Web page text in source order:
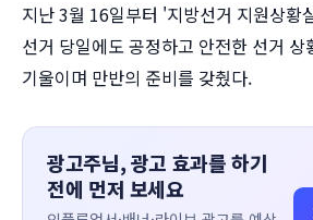
지난 3월 16일부터 '지방선거 지원상황
선거 당일에도 공정하고 안전한 선거 상
기울이며 만반의 준비를 갖췄다.
광고주님, 광고 효과를 하기
전에 먼저 보세요